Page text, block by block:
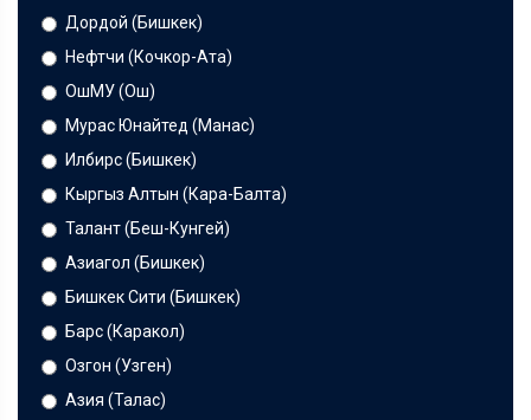
Дордой (Бишкек)
Нефтчи (Кочкор-Ата)
ОшМУ (Ош)
Мурас Юнайтед (Манас)
Илбирс (Бишкек)
Кыргыз Алтын (Кара-Балта)
Талант (Беш-Кунгей)
Азиагол (Бишкек)
Бишкек Сити (Бишкек)
Барс (Каракол)
Озгон (Узген)
Азия (Талас)